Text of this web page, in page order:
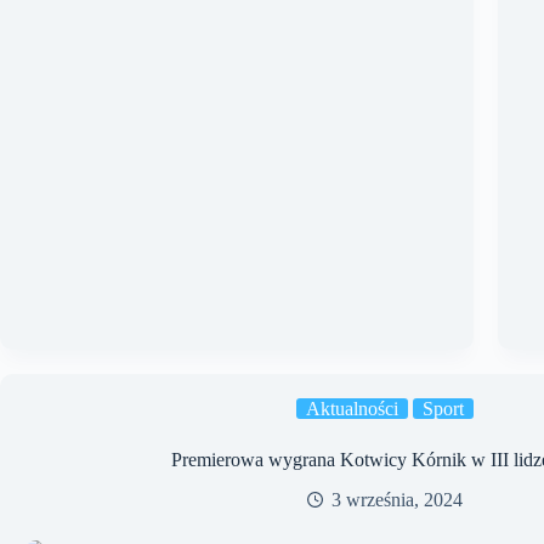
Aktualności Sport
Premierowa wygrana Kotwicy Kórnik w III
3 września, 2024